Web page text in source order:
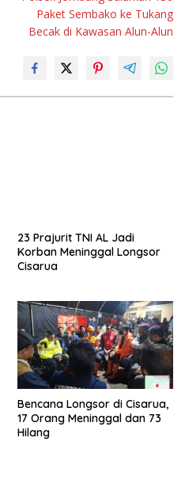
Paket Sembako ke Tukang
Becak di Kawasan Alun-Alun
23 Prajurit TNI AL Jadi
Korban Meninggal Longsor
Cisarua
Bencana Longsor di Cisarua,
17 Orang Meninggal dan 73
Hilang